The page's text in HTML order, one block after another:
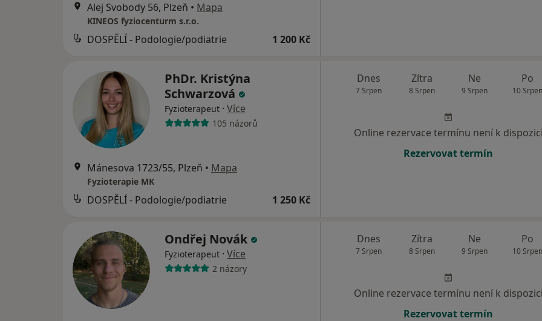
Alej Svobody 56, Plzeň • Mapa
KINEOS fyziocenturm s.r.o.
DOSPĚLÍ - Podologie/podiatrie 1 200 Kč
PhDr. Kristýna
Schwarzová
Fyzioterapeut · Více
105 názorů
Mánesova 1723/55, Plzeň • Mapa
Fyzioterapie MK
DOSPĚLÍ - Podologie/podiatrie 1 250 Kč
Dnes
7 Srpen
Zítra
8 Srpen
Ne
9 Srpen
Po
10 Srpen
Online rezervace termínu není k dispozici
Rezervovat termín
Ondřej Novák
Fyzioterapeut · Více
2 názory
Dnes
7 Srpen
Zítra
8 Srpen
Ne
9 Srpen
Po
10 Srpen
Online rezervace termínu není k dispozici
Rezervovat termín